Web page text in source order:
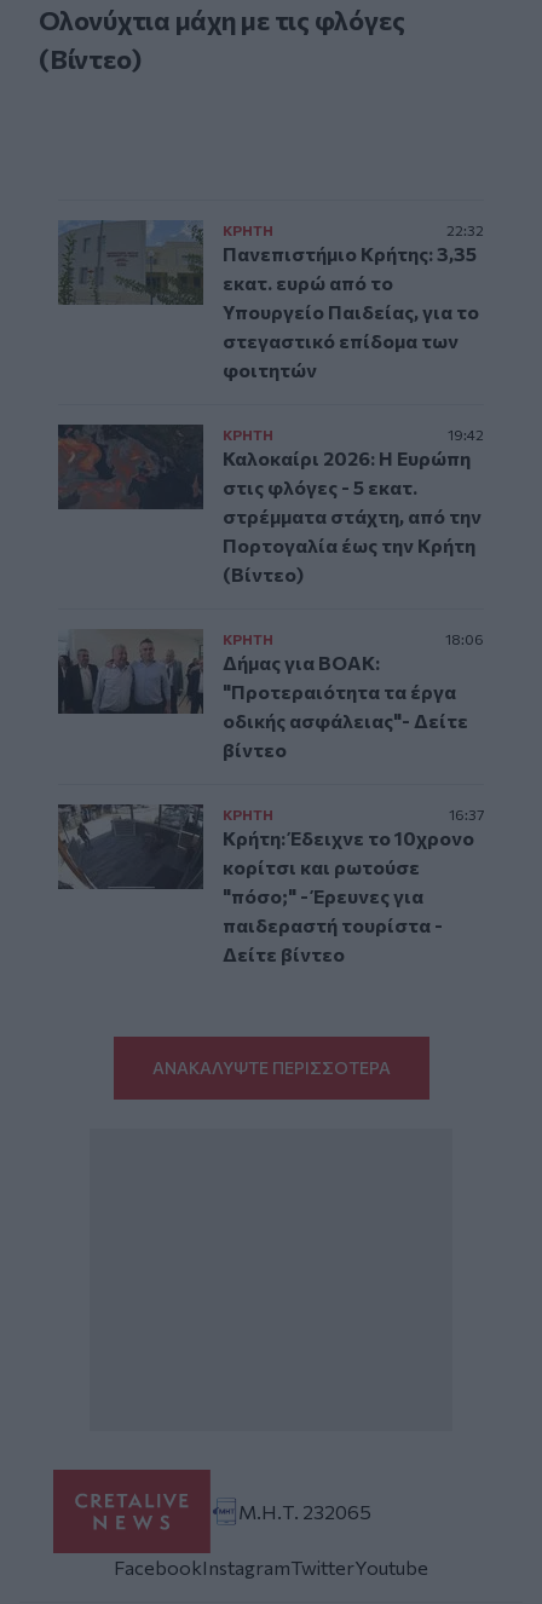
Ολονύχτια μάχη με τις φλόγες
(Βίντεο)
ΚΡΗΤΗ 22:32
Πανεπιστήμιο Κρήτης: 3,35
εκατ. ευρώ από το
Υπουργείο Παιδείας, για το
στεγαστικό επίδομα των
φοιτητών
ΚΡΗΤΗ 19:42
Καλοκαίρι 2026: Η Ευρώπη
στις φλόγες - 5 εκατ.
στρέμματα στάχτη, από την
Πορτογαλία έως την Κρήτη
(Βίντεο)
ΚΡΗΤΗ 18:06
Δήμας για ΒΟΑΚ:
"Προτεραιότητα τα έργα
οδικής ασφάλειας"- Δείτε
βίντεο
ΚΡΗΤΗ 16:37
Κρήτη: Έδειχνε το 10χρονο
κορίτσι και ρωτούσε
"πόσο;" - Έρευνες για
παιδεραστή τουρίστα -
Δείτε βίντεο
ΑΝΑΚΑΛΥΨΤΕ ΠΕΡΙΣΣΟΤΕΡΑ
Μ.Η.Τ. 232065
FacebookInstagramTwitterYoutube